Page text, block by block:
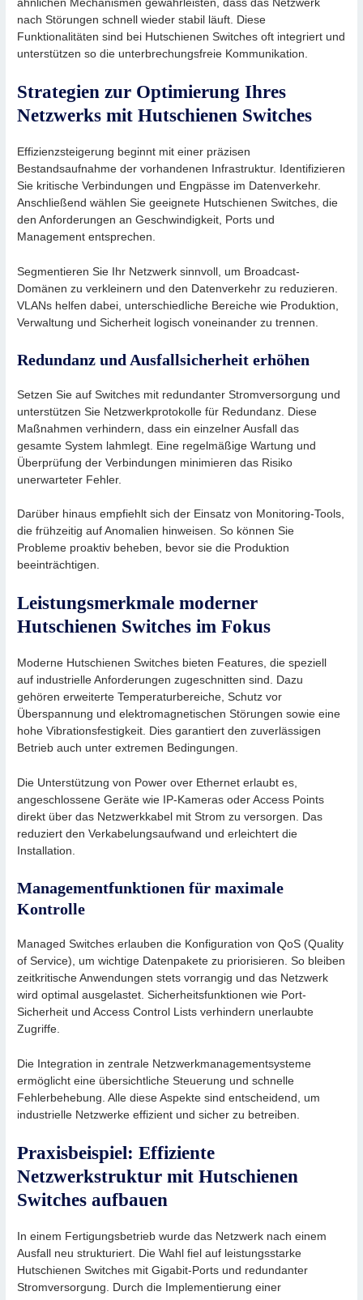
ähnlichen Mechanismen gewährleisten, dass das Netzwerk
nach Störungen schnell wieder stabil läuft. Diese
Funktionalitäten sind bei Hutschienen Switches oft integriert und
unterstützen so die unterbrechungsfreie Kommunikation.
Strategien zur Optimierung Ihres
Netzwerks mit Hutschienen Switches
Effizienzsteigerung beginnt mit einer präzisen
Bestandsaufnahme der vorhandenen Infrastruktur. Identifizieren
Sie kritische Verbindungen und Engpässe im Datenverkehr.
Anschließend wählen Sie geeignete Hutschienen Switches, die
den Anforderungen an Geschwindigkeit, Ports und
Management entsprechen.
Segmentieren Sie Ihr Netzwerk sinnvoll, um Broadcast-
Domänen zu verkleinern und den Datenverkehr zu reduzieren.
VLANs helfen dabei, unterschiedliche Bereiche wie Produktion,
Verwaltung und Sicherheit logisch voneinander zu trennen.
Redundanz und Ausfallsicherheit erhöhen
Setzen Sie auf Switches mit redundanter Stromversorgung und
unterstützen Sie Netzwerkprotokolle für Redundanz. Diese
Maßnahmen verhindern, dass ein einzelner Ausfall das
gesamte System lahmlegt. Eine regelmäßige Wartung und
Überprüfung der Verbindungen minimieren das Risiko
unerwarteter Fehler.
Darüber hinaus empfiehlt sich der Einsatz von Monitoring-Tools,
die frühzeitig auf Anomalien hinweisen. So können Sie
Probleme proaktiv beheben, bevor sie die Produktion
beeinträchtigen.
Leistungsmerkmale moderner
Hutschienen Switches im Fokus
Moderne Hutschienen Switches bieten Features, die speziell
auf industrielle Anforderungen zugeschnitten sind. Dazu
gehören erweiterte Temperaturbereiche, Schutz vor
Überspannung und elektromagnetischen Störungen sowie eine
hohe Vibrationsfestigkeit. Dies garantiert den zuverlässigen
Betrieb auch unter extremen Bedingungen.
Die Unterstützung von Power over Ethernet erlaubt es,
angeschlossene Geräte wie IP-Kameras oder Access Points
direkt über das Netzwerkkabel mit Strom zu versorgen. Das
reduziert den Verkabelungsaufwand und erleichtert die
Installation.
Managementfunktionen für maximale
Kontrolle
Managed Switches erlauben die Konfiguration von QoS (Quality
of Service), um wichtige Datenpakete zu priorisieren. So bleiben
zeitkritische Anwendungen stets vorrangig und das Netzwerk
wird optimal ausgelastet. Sicherheitsfunktionen wie Port-
Sicherheit und Access Control Lists verhindern unerlaubte
Zugriffe.
Die Integration in zentrale Netzwerkmanagementsysteme
ermöglicht eine übersichtliche Steuerung und schnelle
Fehlerbehebung. Alle diese Aspekte sind entscheidend, um
industrielle Netzwerke effizient und sicher zu betreiben.
Praxisbeispiel: Effiziente
Netzwerkstruktur mit Hutschienen
Switches aufbauen
In einem Fertigungsbetrieb wurde das Netzwerk nach einem
Ausfall neu strukturiert. Die Wahl fiel auf leistungsstarke
Hutschienen Switches mit Gigabit-Ports und redundanter
Stromversorgung. Durch die Implementierung einer